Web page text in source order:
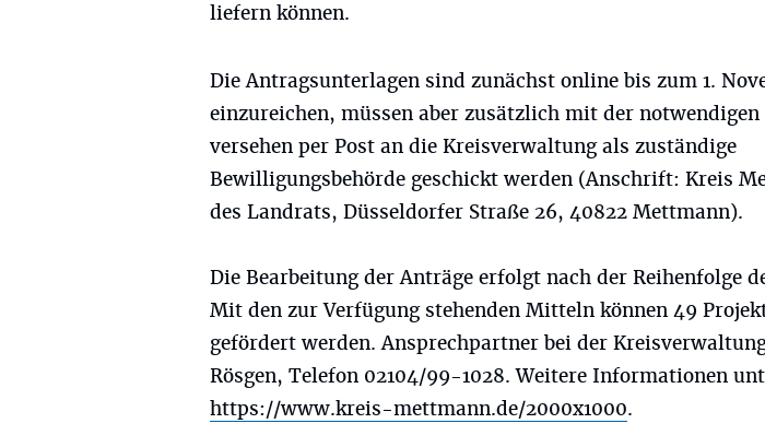
liefern können.
Die Antragsunterlagen sind zunächst online bis zum 1.
einzureichen, müssen aber zusätzlich mit der
versehen per Post an die Kreisverwaltung als zuständige
Bewilligungsbehörde geschickt werden (Anschrift: Kreis
des Landrats, Düsseldorfer Straße 26, 40822 Mettmann).
Die Bearbeitung der Anträge erfolgt nach der Reihenfolge
Mit den zur Verfügung stehenden Mitteln können 49
gefördert werden. Ansprechpartner bei der
Rösgen, Telefon 02104/99-1028. Weitere Informationen
https://www.kreis-mettmann.de/2000x1000.